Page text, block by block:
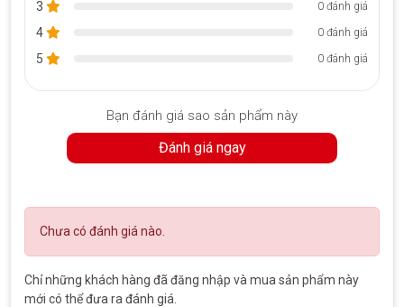
Liên hệ tư vấn: 0888.466.888
3 0 đánh giá
4 0 đánh giá
5 0 đánh giá
Bạn đánh giá sao sản phẩm này
Đánh giá ngay
Chưa có đánh giá nào.
Chỉ những khách hàng đã đăng nhập và mua sản phẩm này
mới có thể đưa ra đánh giá.